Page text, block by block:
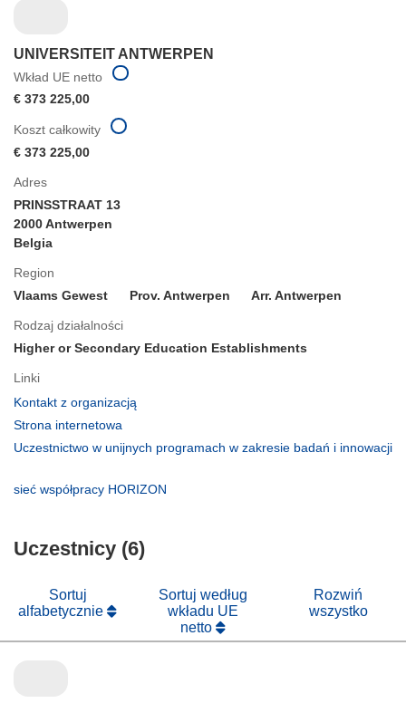
UNIVERSITEIT ANTWERPEN
Wkład UE netto
€ 373 225,00
Adres
PRINSSTRAAT 13
2000 Antwerpen
Belgia
Region
Vlaams Gewest
Prov. Antwerpen Arr. Antwerpen
Rodzaj działalności
Higher or Secondary Education Establishments
Linki
Kontakt z organizacją
oknie)
Strona internetowa
otworzy
Uczestnictwo w unijnych programach w zakresie badań i innowacji
otworzy
nowym
sieć współpracy HORIZON
Koszt całkowity
€ 373 225,00
Uczestnicy (6)
Sortuj
alfabetycznie
Sortuj według
wkładu UE
netto
Rozwiń
wszystko